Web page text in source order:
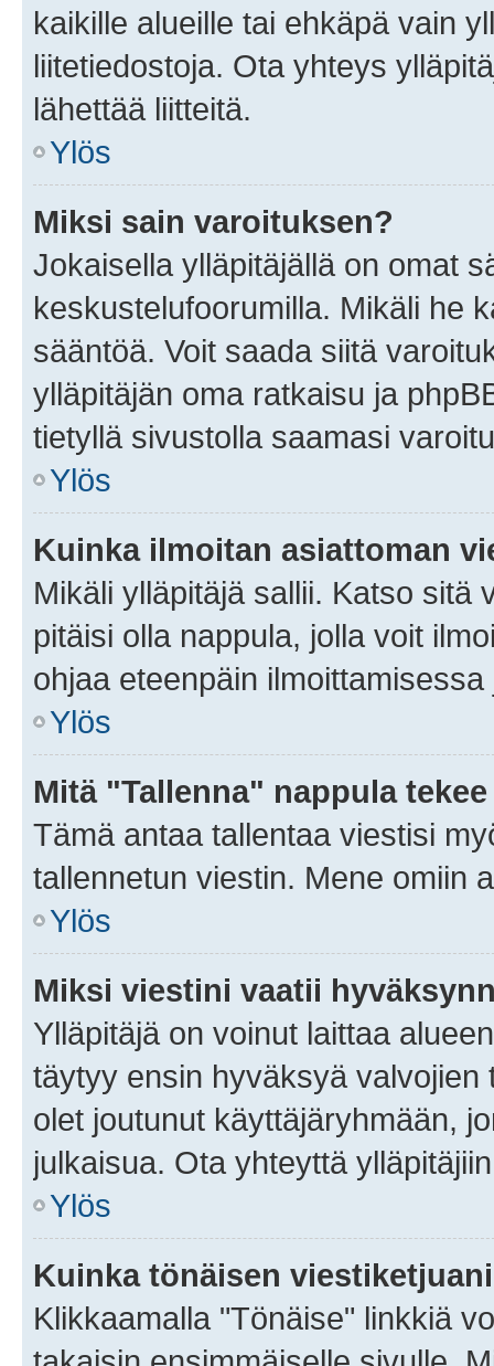
kaikille alueille tai ehkäpä vain
liitetiedostoja. Ota yhteys
lähettää liitteitä.
Ylös
Miksi sain varoituksen?
Jokaisella ylläpitäjällä on omat
keskustelufoorumilla. Mikäli he
sääntöä. Voit saada siitä
ylläpitäjän oma ratkaisu ja
tietyllä sivustolla saamasi
Ylös
Kuinka ilmoitan asiattoman
Mikäli ylläpitäjä sallii. Katso sitä
pitäisi olla nappula, jolla voit
ohjaa eteenpäin
Ylös
Mitä "Tallenna" nappula
Tämä antaa tallentaa viestisi
tallennetun viestin. Mene omiin
Ylös
Miksi viestini vaatii
Ylläpitäjä on voinut laittaa
täytyy ensin hyväksyä
olet joutunut käyttäjäryhmään,
julkaisua. Ota yhteyttä
Ylös
Kuinka tönäisen
Klikkaamalla "Tönäise" linkkiä